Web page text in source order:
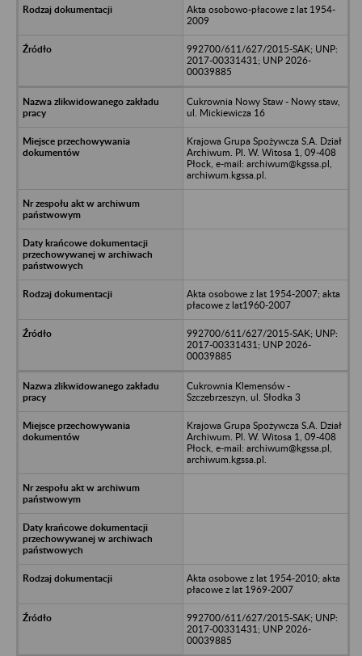
Akta osobowo-płacowe z lat 1954-
2009
992700/611/627/2015-SAK; UNP:
2017-00331431; UNP 2026-
00039885
Cukrownia Nowy Staw - Nowy staw,
ul. Mickiewicza 16
Krajowa Grupa Spożywcza S.A. Dział
Archiwum. Pl. W. Witosa 1, 09-408
Płock, e-mail: archiwum@kgssa.pl,
archiwum.kgssa.pl.
Akta osobowe z lat 1954-2007; akta
płacowe z lat1960-2007
992700/611/627/2015-SAK; UNP:
2017-00331431; UNP 2026-
00039885
Cukrownia Klemensów -
Szczebrzeszyn, ul. Słodka 3
Krajowa Grupa Spożywcza S.A. Dział
Archiwum. Pl. W. Witosa 1, 09-408
Płock, e-mail: archiwum@kgssa.pl,
archiwum.kgssa.pl.
Akta osobowe z lat 1954-2010; akta
płacowe z lat 1969-2007
992700/611/627/2015-SAK; UNP:
2017-00331431; UNP 2026-
00039885